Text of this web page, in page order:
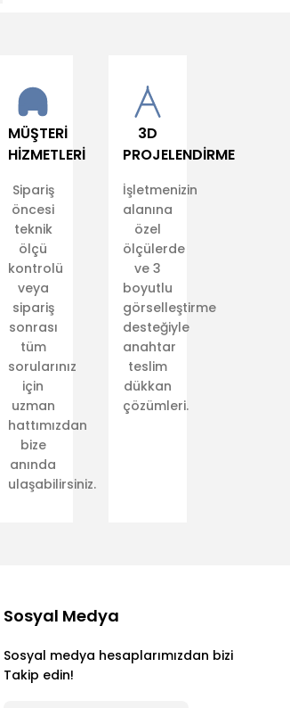
MÜŞTERİ
HİZMETLERİ
Sipariş
öncesi
teknik
ölçü
kontrolü
veya
sipariş
sonrası
tüm
sorularınız
için
uzman
hattımızdan
bize
anında
ulaşabilirsiniz.
3D
PROJELENDİRME
İşletmenizin
alanına
özel
ölçülerde
ve 3
boyutlu
görselleştirme
desteğiyle
anahtar
teslim
dükkan
çözümleri.
Sosyal Medya
Sosyal medya hesaplarımızdan bizi
Takip edin!